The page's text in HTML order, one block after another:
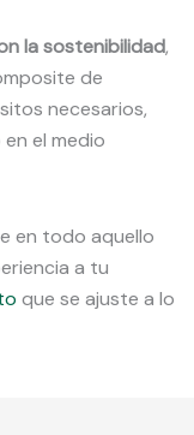
la sostenibilidad,
de
necesarios,
el medio
en todo aquello
a tu
que se ajuste a lo